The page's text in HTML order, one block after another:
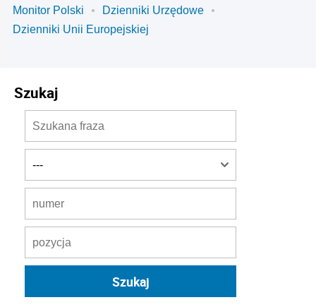
Monitor Polski
Dzienniki Urzędowe
Dzienniki Unii Europejskiej
Szukaj